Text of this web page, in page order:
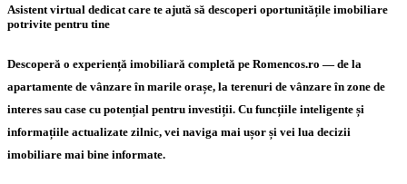
Asistent virtual dedicat care te ajută să descoperi oportunitățile imobiliare
potrivite pentru tine
Descoperă o experiență imobiliară completă pe Romencos.ro — de la
apartamente de vânzare în marile orașe, la terenuri de vânzare în zone de
interes sau case cu potențial pentru investiții. Cu funcțiile inteligente și
informațiile actualizate zilnic, vei naviga mai ușor și vei lua decizii
imobiliare mai bine informate.